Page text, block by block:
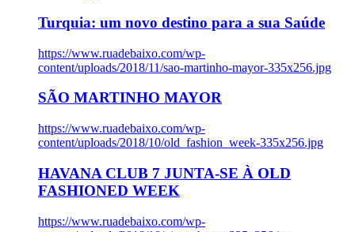
Turquia: um novo destino para a sua Saúde
https://www.ruadebaixo.com/wp-
content/uploads/2018/11/sao-martinho-mayor-335x256.jpg
SÃO MARTINHO MAYOR
https://www.ruadebaixo.com/wp-
content/uploads/2018/10/old_fashion_week-335x256.jpg
HAVANA CLUB 7 JUNTA-SE À OLD
FASHIONED WEEK
https://www.ruadebaixo.com/wp-